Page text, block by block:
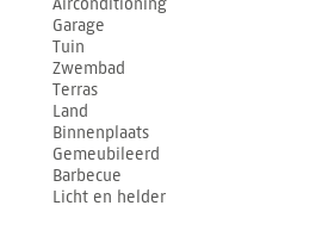
Garage
Tuin
Zwembad
Terras
Land
Binnenplaats
Gemeubileerd
Barbecue
Licht en helder